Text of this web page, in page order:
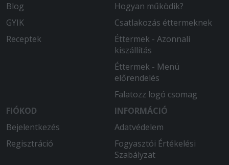
Blog
GYIK
Receptek
Hogyan működik?
Csatlakozás éttermeknek
Éttermek - Azonnali
kiszállítás
Éttermek - Menü
előrendelés
Falatozz logó csomag
FIÓKOD
Bejelentkezés
Regisztráció
INFORMÁCIÓ
Adatvédelem
Fogyasztói Értékelési
Szabályzat